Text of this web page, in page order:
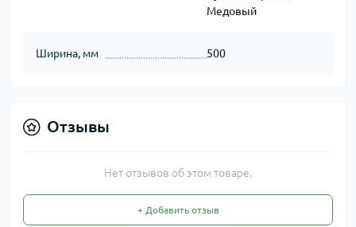
Медовый
Ширина, мм 500
Отзывы
Нет отзывов об этом товаре.
+ Добавить отзыв